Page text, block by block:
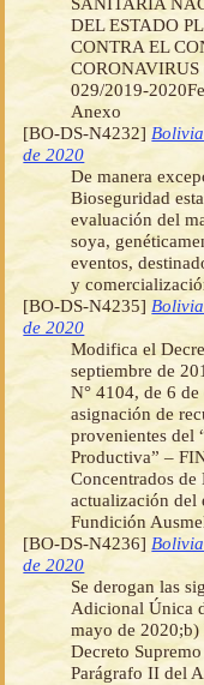
DEL ESTADO
CONTRA EL
029/2019-
Anexo
[BO-DS-N4232]
de 2020
De manera
Bioseguridad
evaluación del
soya,
eventos,
y
[BO-DS-N4235]
de 2020
Modifica el
septiembre de
N° 4104, de 6
asignación de
provenientes del
Productiva” –
Concentrados de
actualización del
Fundición
[BO-DS-N4236]
de 2020
Se derogan las
Adicional Única
mayo de
Decreto
Parágrafo II del